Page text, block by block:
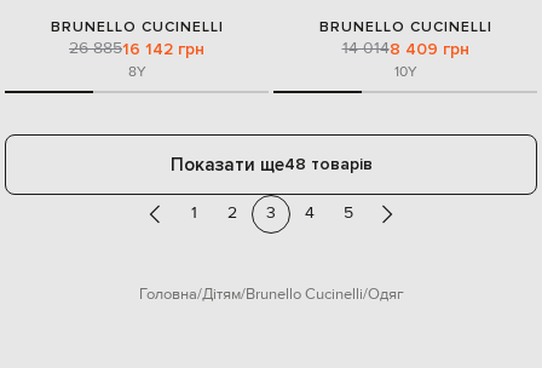
BRUNELLO CUCINELLI
26 88516 142 грн
8Y
BRUNELLO CUCINELLI
14 0148 409 грн
10Y
Показати ще48 товарів
1 2 3 4 5
Головна Дітям Brunello Cucinelli Одяг